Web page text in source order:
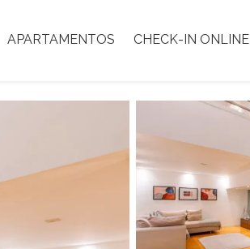
APARTAMENTOS CHECK-IN ONLINE